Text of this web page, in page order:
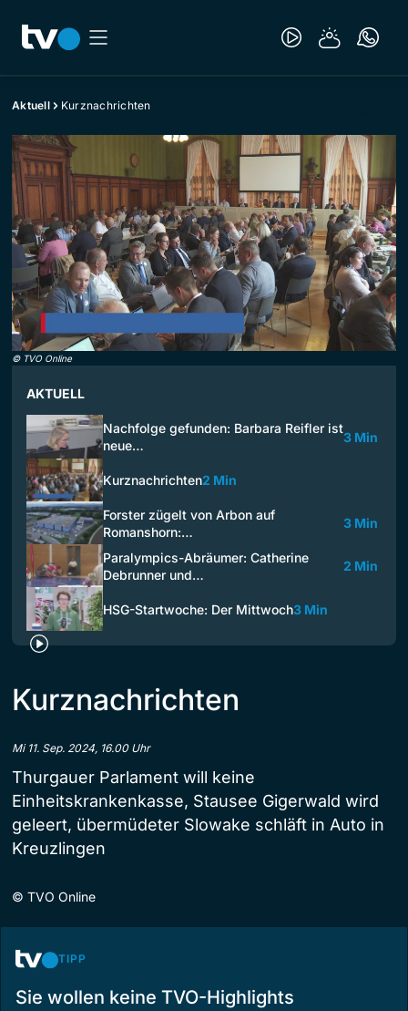
Aktuell Kurznachrichten
© TVO Online
AKTUELL
Nachfolge gefunden: Barbara Reifler ist
neue…
3 Min
Kurznachrichten2 Min
Forster zügelt von Arbon auf
Romanshorn:…
3 Min
Paralympics-Abräumer: Catherine
Debrunner und…
2 Min
HSG-Startwoche: Der Mittwoch3 Min
Kurznachrichten
Mi 11. Sep. 2024, 16.00 Uhr
Thurgauer Parlament will keine
Einheitskrankenkasse, Stausee Gigerwald wird
geleert, übermüdeter Slowake schläft in Auto in
Kreuzlingen
© TVO Online
TIPP
Sie wollen keine TVO-Highlights